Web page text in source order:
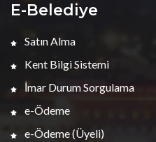
E-Belediye
Satın Alma
Kent Bilgi Sistemi
İmar Durum Sorgulama
e-Ödeme
e-Ödeme (Üyeli)